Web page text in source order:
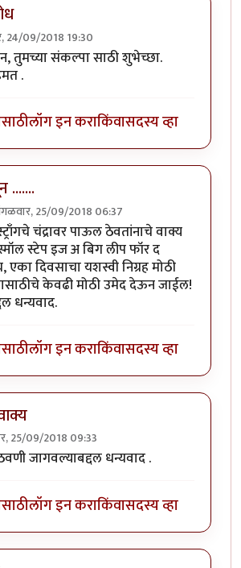
24/09/2018 19:30
तुमच्या संकल्पा साठी शुभेच्छा.
.
लॉग इन कराकिंवासदस्य व्हा
.......
25/09/2018 06:37
चंद्रावर पाऊल ठेवतांनाचे वाक्य
स्टेप इज अ बिग लीप फॉर द
दिवसाचा यशस्वी निग्रह मोठी
केवढी मोठी उमेद देऊन जाईल!
धन्यवाद.
लॉग इन कराकिंवासदस्य व्हा
25/09/2018 09:33
जागवल्याबद्दल धन्यवाद .
लॉग इन कराकिंवासदस्य व्हा